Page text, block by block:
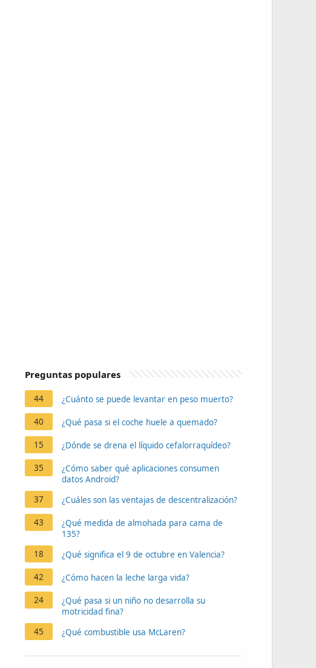
Preguntas populares
44 ¿Cuánto se puede levantar en peso muerto?
40 ¿Qué pasa si el coche huele a quemado?
15 ¿Dónde se drena el líquido cefalorraquídeo?
35
¿Cómo saber qué aplicaciones consumen
datos Android?
37
¿Cuáles son las ventajas de descentralización?
43
¿Qué medida de almohada para cama de
135?
18
¿Qué significa el 9 de octubre en Valencia?
42 ¿Cómo hacen la leche larga vida?
24
¿Qué pasa si un niño no desarrolla su
motricidad fina?
45
¿Qué combustible usa McLaren?